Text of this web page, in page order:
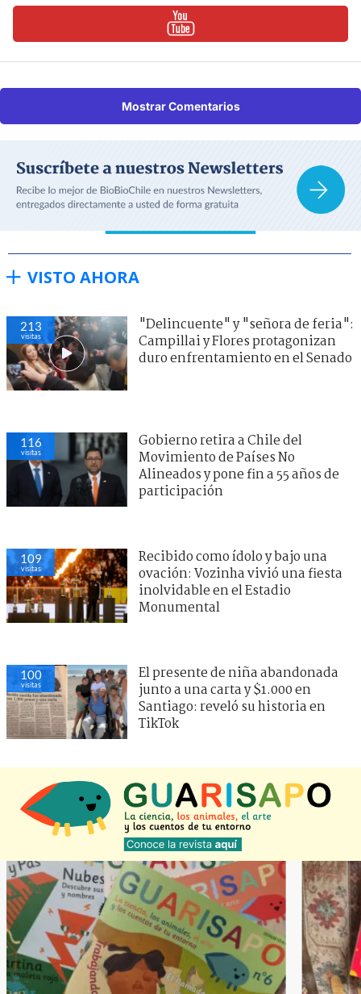
Mostrar Comentarios
VISTO AHORA
213
visitas
"Delincuente" y "señora de feria":
Campillai y Flores protagonizan
duro enfrentamiento en el Senado
116
visitas
Gobierno retira a Chile del
Movimiento de Países No
Alineados y pone fin a 55 años de
participación
109
visitas
Recibido como ídolo y bajo una
ovación: Vozinha vivió una fiesta
inolvidable en el Estadio
Monumental
100
visitas
El presente de niña abandonada
junto a una carta y $1.000 en
Santiago: reveló su historia en
TikTok